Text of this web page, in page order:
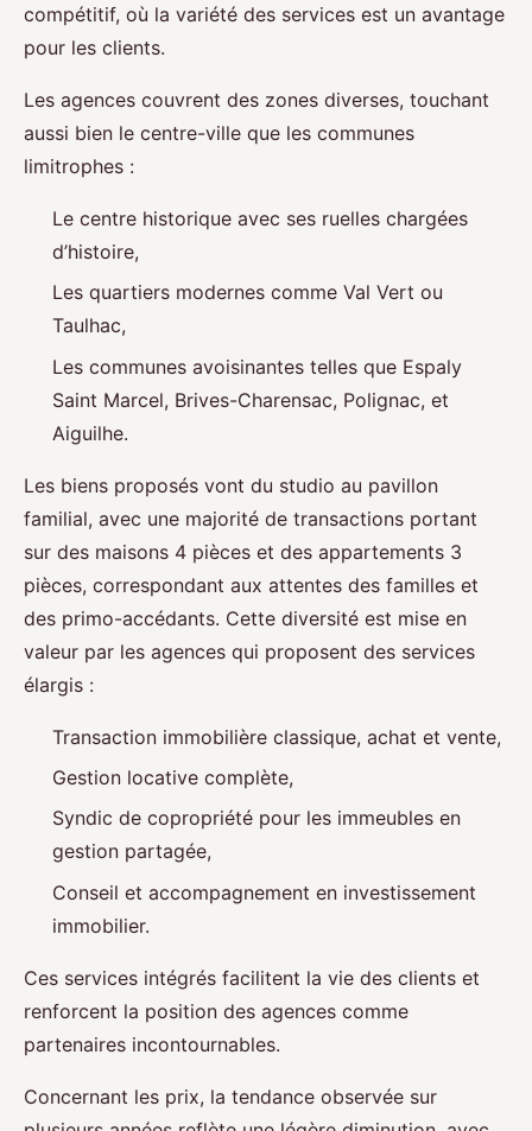
compétitif, où la variété des services est un avantage
pour les clients.
Les agences couvrent des zones diverses, touchant
aussi bien le centre-ville que les communes
limitrophes :
Le centre historique avec ses ruelles chargées
d’histoire,
Les quartiers modernes comme Val Vert ou
Taulhac,
Les communes avoisinantes telles que Espaly
Saint Marcel, Brives-Charensac, Polignac, et
Aiguilhe.
Les biens proposés vont du studio au pavillon
familial, avec une majorité de transactions portant
sur des maisons 4 pièces et des appartements 3
pièces, correspondant aux attentes des familles et
des primo-accédants. Cette diversité est mise en
valeur par les agences qui proposent des services
élargis :
Transaction immobilière classique, achat et vente,
Gestion locative complète,
Syndic de copropriété pour les immeubles en
gestion partagée,
Conseil et accompagnement en investissement
immobilier.
Ces services intégrés facilitent la vie des clients et
renforcent la position des agences comme
partenaires incontournables.
Concernant les prix, la tendance observée sur